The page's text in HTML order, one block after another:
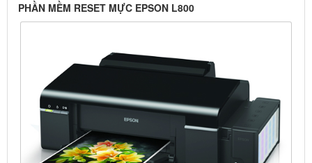
PHẦN MỀM RESET MỰC EPSON L800